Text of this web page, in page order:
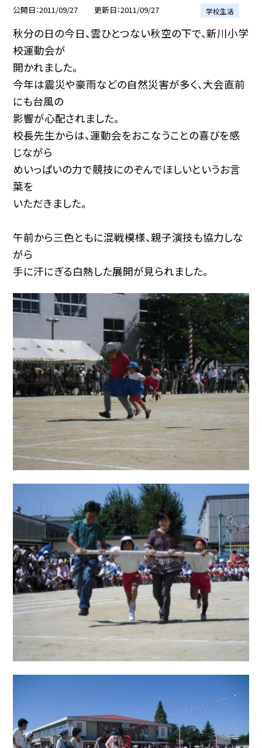
公開日 2011/09/27 更新日 2011/09/27 学校生活
秋分の日の今日、雲ひとつない秋空の下で、新川小学
校運動会が
開かれました。
今年は震災や豪雨などの自然災害が多く、大会直前
にも台風の
影響が心配されました。
校長先生からは、運動会をおこなうことの喜びを感
じながら
めいっぱいの力で競技にのぞんでほしいというお言
葉を
いただきました。
午前から三色ともに混戦模様、親子演技も協力しな
がら
手に汗にぎる白熱した展開が見られました。